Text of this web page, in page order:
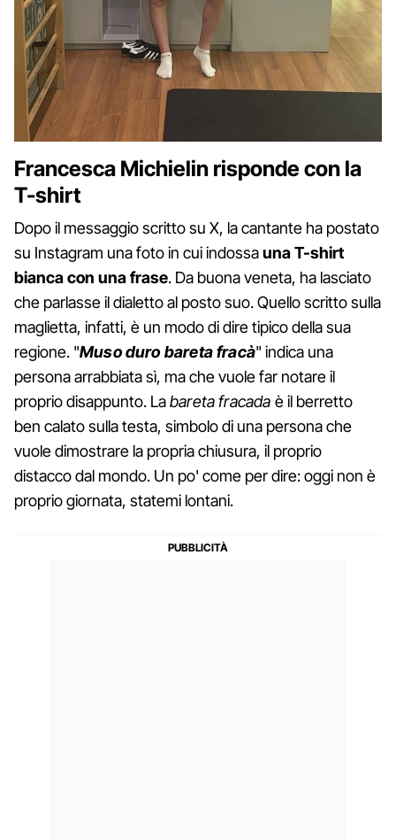
Francesca Michielin risponde con la
T-shirt
Dopo il messaggio scritto su X, la cantante ha postato
su Instagram una foto in cui indossauna T-shirt
bianca con una frase. Da buona veneta, ha lasciato
che parlasse il dialetto al posto suo. Quello scritto sulla
maglietta, infatti, è un modo di dire tipico della sua
regione. "Muso duro bareta fracà" indica una
persona arrabbiata sì, ma che vuole far notare il
proprio disappunto. Labareta fracada è il berretto
ben calato sulla testa, simbolo di una persona che
vuole dimostrare la propria chiusura, il proprio
distacco dal mondo. Un po' come per dire: oggi non è
proprio giornata, statemi lontani.